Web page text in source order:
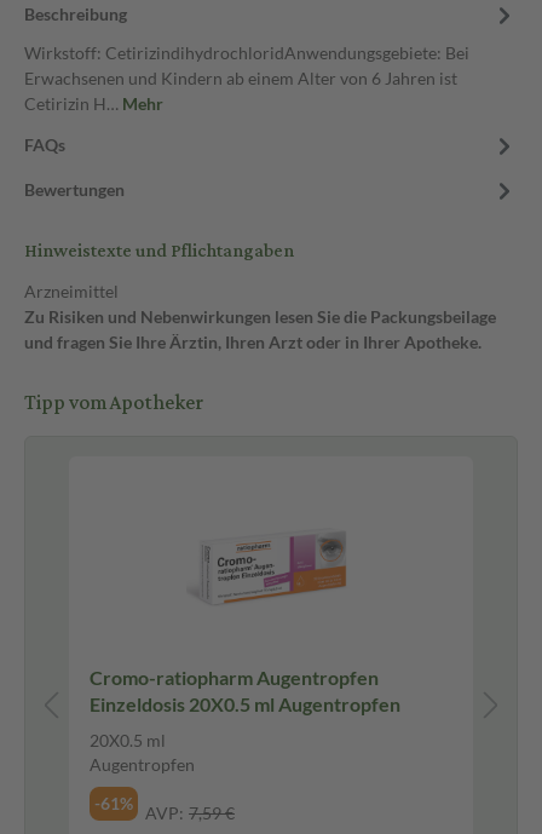
Beschreibung
Wirkstoff: CetirizindihydrochloridAnwendungsgebiete: Bei
Erwachsenen und Kindern ab einem Alter von 6 Jahren ist
Cetirizin H… Mehr
FAQs
Bewertungen
Hinweistexte und Pflichtangaben
Arzneimittel
Zu Risiken und Nebenwirkungen lesen Sie die Packungsbeilage
und fragen Sie Ihre Ärztin, Ihren Arzt oder in Ihrer Apotheke.
Tipp vom Apotheker
Cromo-ratiopharm Augentropfen
Einzeldosis 20X0.5 ml Augentropfen
20X0.5 ml
Augentropfen
-61%
AVP: 7,59 €